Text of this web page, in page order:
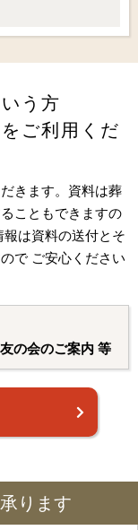
う方
ご利用くだ
きます。資料は葬
こともできますの
は資料の送付とそ
で ご安心ください
の会のご案内 等
ります